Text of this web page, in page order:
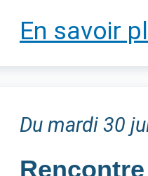
En savoir
Du mardi 30